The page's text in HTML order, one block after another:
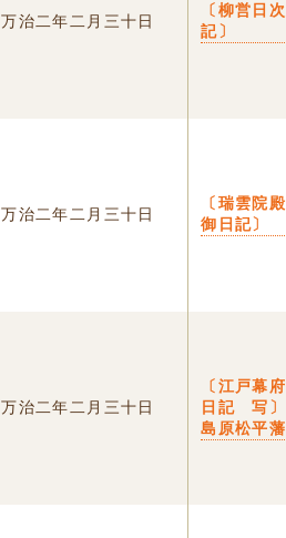
万治二年二月三十日
〔柳営日次
記〕
万治二年二月三十日
〔瑞雲院殿
御日記〕
万治二年二月三十日
〔江戸幕府
日記 写〕
島原松平藩